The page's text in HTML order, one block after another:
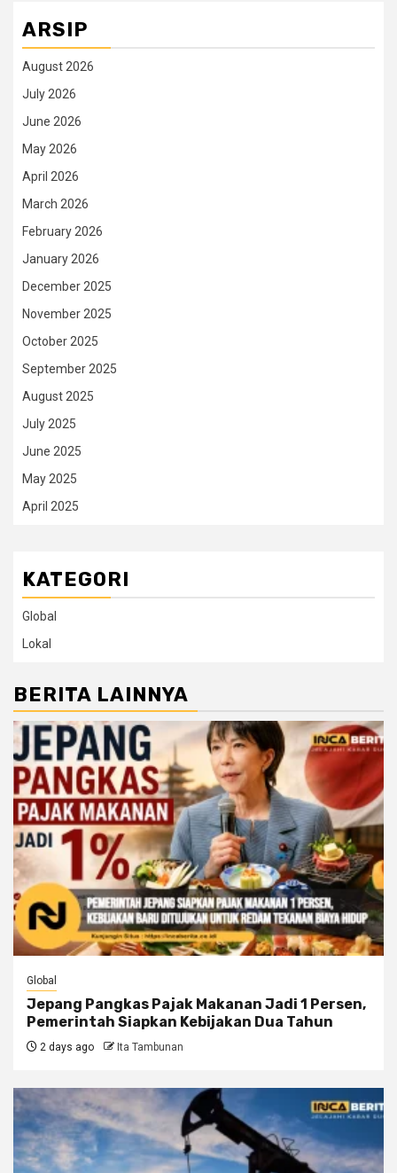
ARSIP
August 2026
July 2026
June 2026
May 2026
April 2026
March 2026
February 2026
January 2026
December 2025
November 2025
October 2025
September 2025
August 2025
July 2025
June 2025
May 2025
April 2025
KATEGORI
Global
Lokal
BERITA LAINNYA
Global
Jepang Pangkas Pajak Makanan Jadi 1 Persen,
Pemerintah Siapkan Kebijakan Dua Tahun
2 days ago Ita Tambunan